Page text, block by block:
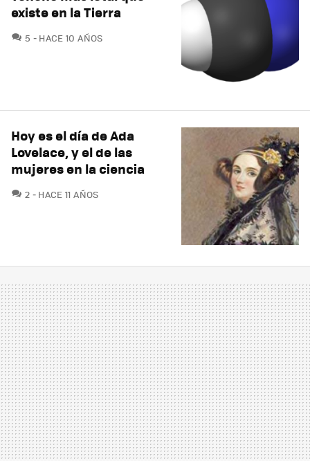
existe en la Tierra
5 COMENTARIOS
HACE 10 AÑOS
Hoy es el día de Ada
Lovelace, y el de las
mujeres en la ciencia
2 COMENTARIOS
HACE 11 AÑOS